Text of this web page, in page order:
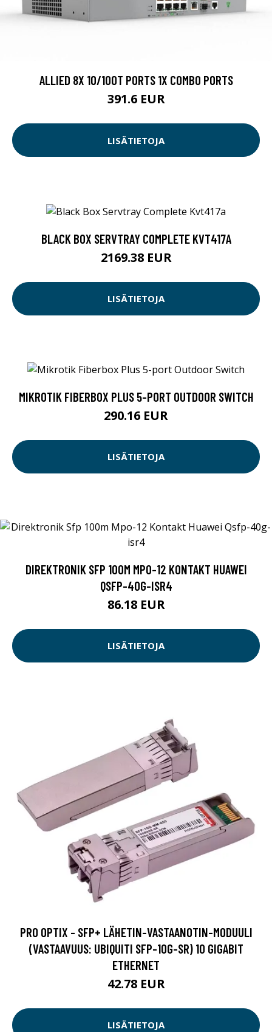
ALLIED 8X 10/100T PORTS 1X COMBO PORTS
391.6 EUR
LISÄTIETOJA
BLACK BOX SERVTRAY COMPLETE KVT417A
2169.38 EUR
LISÄTIETOJA
MIKROTIK FIBERBOX PLUS 5-PORT OUTDOOR SWITCH
290.16 EUR
LISÄTIETOJA
DIREKTRONIK SFP 100M MPO-12 KONTAKT HUAWEI
QSFP-40G-ISR4
86.18 EUR
LISÄTIETOJA
PRO OPTIX - SFP+ LÄHETIN-VASTAANOTIN-MODUULI
(VASTAAVUUS: UBIQUITI SFP-10G-SR) 10 GIGABIT
ETHERNET
42.78 EUR
LISÄTIETOJA